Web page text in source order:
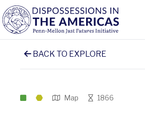
BACK TO EXPLORE
Map 1866